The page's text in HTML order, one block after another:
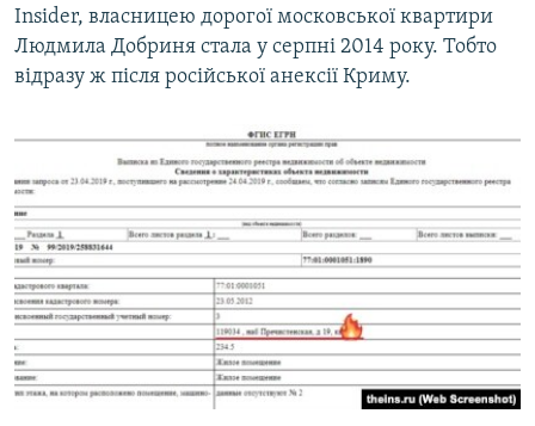
Insider, власницею дорогої московської квартири
Людмила Добриня стала у серпні 2014 року. Тобто
відразу ж після російської анексії Криму.